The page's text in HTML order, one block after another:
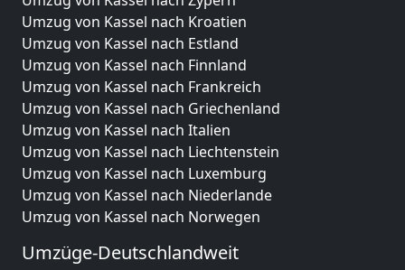
Umzug von Kassel nach Kroatien
Umzug von Kassel nach Estland
Umzug von Kassel nach Finnland
Umzug von Kassel nach Frankreich
Umzug von Kassel nach Griechenland
Umzug von Kassel nach Italien
Umzug von Kassel nach Liechtenstein
Umzug von Kassel nach Luxemburg
Umzug von Kassel nach Niederlande
Umzug von Kassel nach Norwegen
Umzüge-Deutschlandweit